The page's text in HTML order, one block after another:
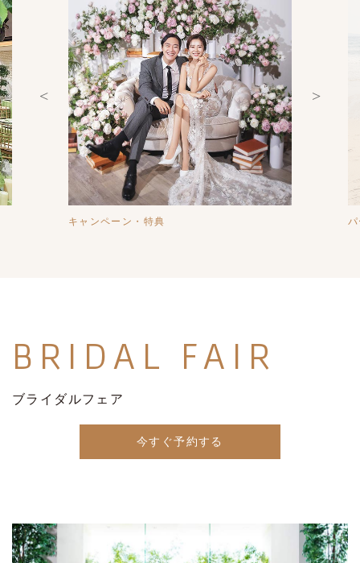
キャンペーン・特典
BRIDAL FAIR
ブライダルフェア
今すぐ予約する